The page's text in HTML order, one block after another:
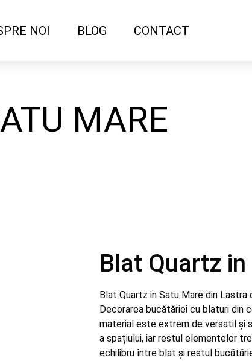
NOI BLOG CONTACT
MARE
Blat Quartz
Blat Quartz in Satu Mare din
Decorarea bucătăriei cu blaturi din
material este extrem de versatil și
a spațiului, iar restul elementelor
echilibru între blat și restul